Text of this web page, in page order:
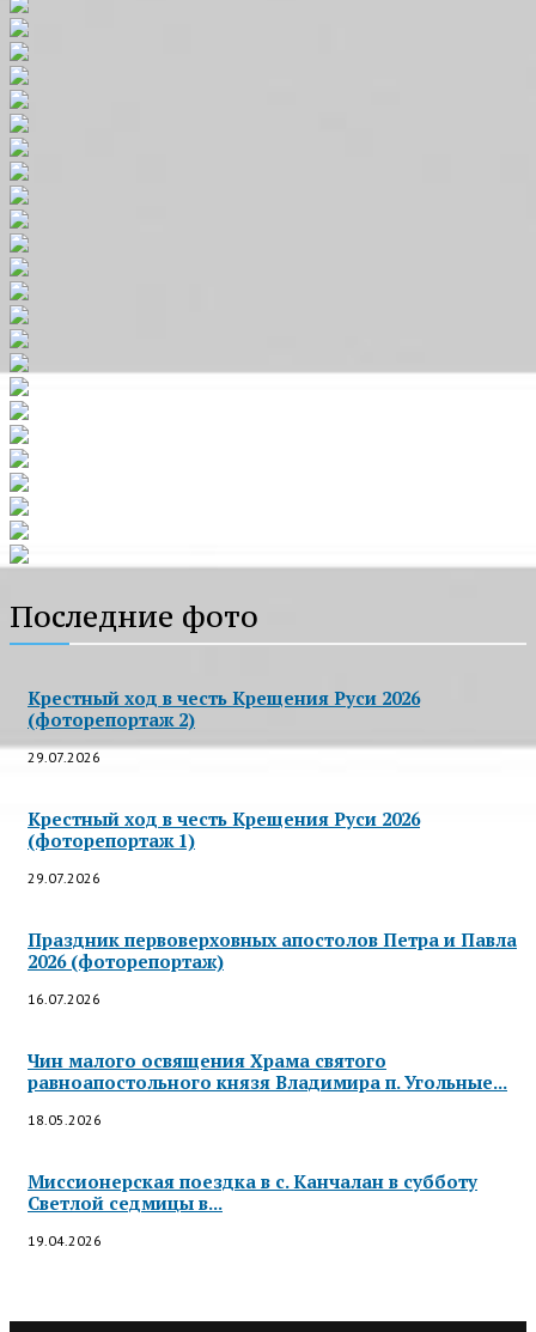
Последние фото
Крестный ход в честь Крещения Руси 2026
(фоторепортаж 2)
29.07.2026
Крестный ход в честь Крещения Руси 2026
(фоторепортаж 1)
29.07.2026
Праздник первоверховных апостолов Петра и Павла
2026 (фоторепортаж)
16.07.2026
Чин малого освящения Храма святого
равноапостольного князя Владимира п. Угольные...
18.05.2026
Миссионерская поездка в с. Канчалан в субботу
Светлой седмицы в...
19.04.2026